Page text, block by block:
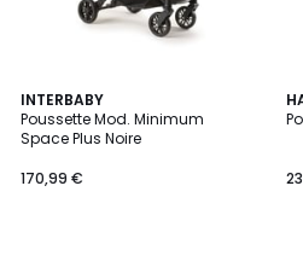
INTERBABY
Poussette Mod. Minimum
Space Plus Noire
170,99 €